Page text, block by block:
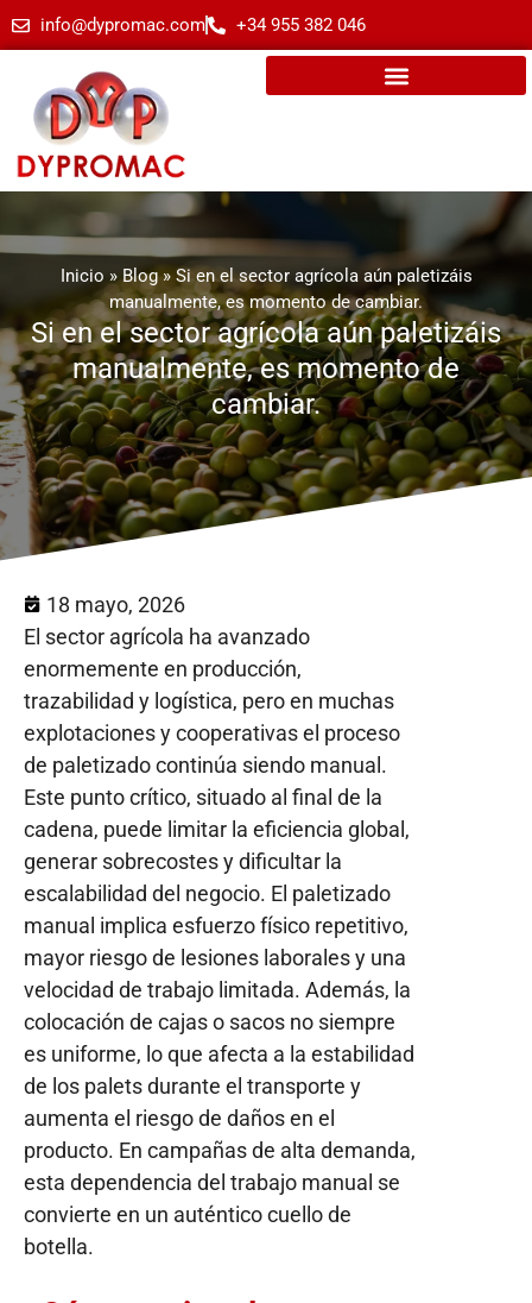
info@dypromac.com +34 955 382 046
Inicio » Blog» Si en el sector agrícola aún paletizáis
manualmente, es momento de cambiar.
Si en el sector agrícola aún paletizáis
manualmente, es momento de
cambiar.
18 mayo, 2026
El sector agrícola ha avanzado
enormemente en producción,
trazabilidad y logística, pero en muchas
explotaciones y cooperativas el proceso
de paletizado continúa siendo manual.
Este punto crítico, situado al final de la
cadena, puede limitar la eficiencia global,
generar sobrecostes y dificultar la
escalabilidad del negocio. El paletizado
manual implica esfuerzo físico repetitivo,
mayor riesgo de lesiones laborales y una
velocidad de trabajo limitada. Además, la
colocación de cajas o sacos no siempre
es uniforme, lo que afecta a la estabilidad
de los palets durante el transporte y
aumenta el riesgo de daños en el
producto. En campañas de alta demanda,
esta dependencia del trabajo manual se
convierte en un auténtico cuello de
botella.